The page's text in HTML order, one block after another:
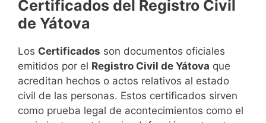
Certificados del Registro Civil
de Yátova
Los Certificados son documentos oficiales
emitidos por el Registro Civil de Yátova que
acreditan hechos o actos relativos al estado
civil de las personas. Estos certificados sirven
como prueba legal de acontecimientos como el